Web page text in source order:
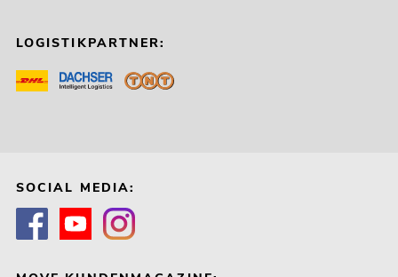
LOGISTIKPARTNER:
SOCIAL MEDIA: